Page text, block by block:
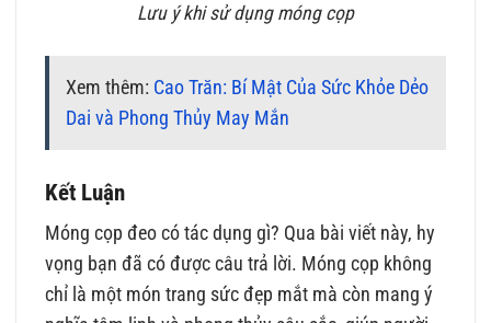
Lưu ý khi sử dụng móng cọp
Xem thêm: Cao Trăn: Bí Mật Của Sức Khỏe Dẻo
Dai và Phong Thủy May Mắn
Kết Luận
Móng cọp đeo có tác dụng gì? Qua bài viết này, hy
vọng bạn đã có được câu trả lời. Móng cọp không
chỉ là một món trang sức đẹp mắt mà còn mang ý